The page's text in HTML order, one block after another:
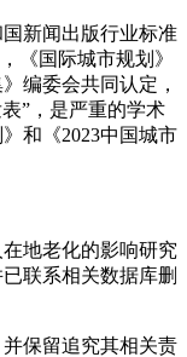
新闻出版行业标准
国际城市规划》
编委会共同认定，
”，是严重的学术
和《2023中国城市
地老化的影响研究
联系相关数据库删
保留追究其相关责